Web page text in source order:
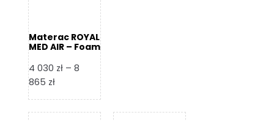
Materac ROYAL
MED AIR – Foam
4 030 zł – 8
865 złZakres
od